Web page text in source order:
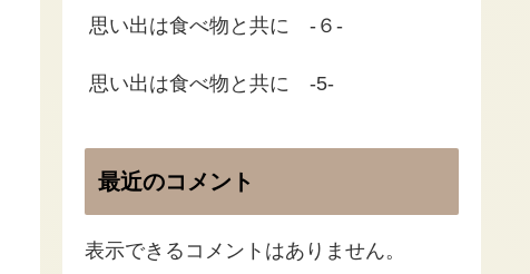
思い出は食べ物と共に -６-
思い出は食べ物と共に -5-
最近のコメント
表示できるコメントはありません。